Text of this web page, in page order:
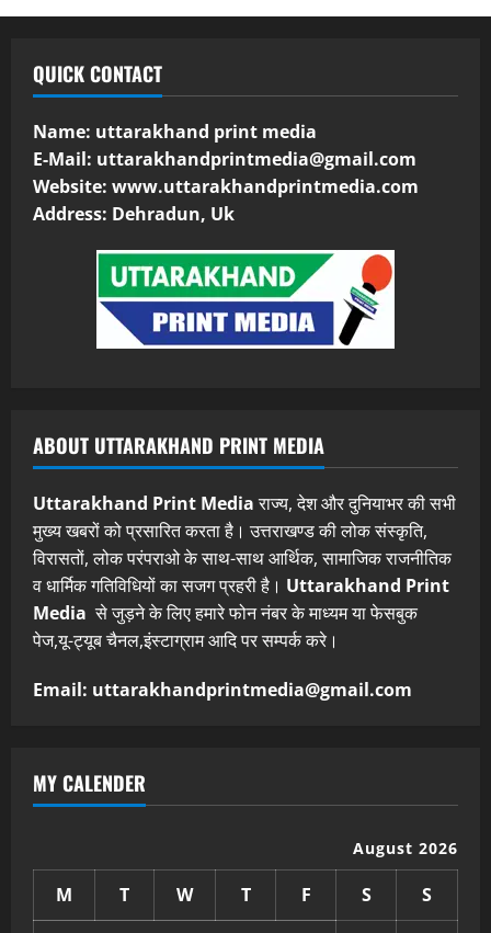
QUICK CONTACT
Name: uttarakhand print media
E-Mail: uttarakhandprintmedia@gmail.com
Website: www.uttarakhandprintmedia.com
Address: Dehradun, Uk
ABOUT UTTARAKHAND PRINT MEDIA
Uttarakhand Print Mediaराज्य, देश और दुनियाभर की सभी
मुख्य खबरों को प्रसारित करता है। उत्तराखण्ड की लोक संस्कृति,
विरासतों, लोक परंपराओ के साथ-साथ आर्थिक, सामाजिक राजनीतिक
व धार्मिक गतिविधियों का सजग प्रहरी है। Uttarakhand Print
Media से जुड़ने के लिए हमारे फोन नंबर के माध्यम या फेसबुक
पेज,यू-ट्यूब चैनल,इंस्टाग्राम आदि पर सम्पर्क करे।
Email: uttarakhandprintmedia@gmail.com
MY CALENDER
August 2026
M T W T F S
S